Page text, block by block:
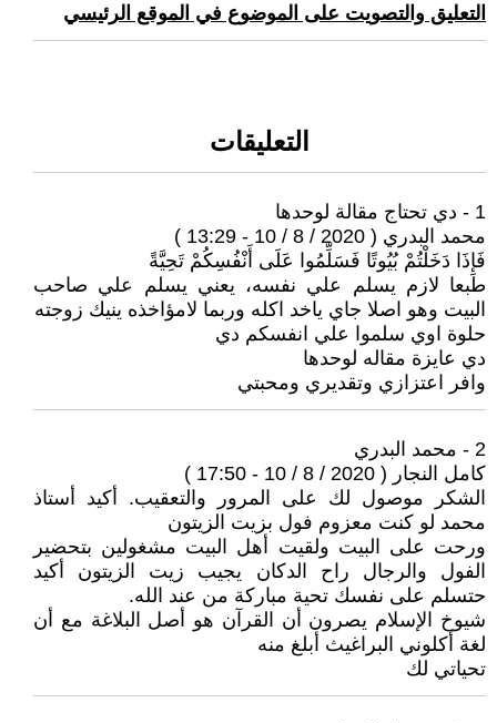
التعليق والتصويت على الموضوع في الموقع الرئيسي
التعليقات
1 - دي تحتاج مقالة لوحدها
محمد البدري ( 2020 / 8 / 10 - 13:29 )
فَإِذَا دَخَلْتُمْ بُيُوتًا فَسَلِّمُوا عَلَى أَنْفُسِكُمْ تَحِيَّةً
طبعا لازم يسلم علي نفسه، يعني يسلم علي صاحب
البيت وهو اصلا جاي ياخد اكله وربما لامؤاخذه ينيك زوجته
حلوة اوي سلموا علي انفسكم دي
دي عايزة مقاله لوحدها
وافر اعتزازي وتقديري ومحبتي
2 - محمد البدري
كامل النجار ( 2020 / 8 / 10 - 17:50 )
الشكر موصول لك على المرور والتعقيب. أكيد أستاذ
محمد لو كنت معزوم فول بزيت الزيتون
ورحت على البيت ولقيت أهل البيت مشغولين بتحضير
الفول والرجال راح الدكان يجيب زيت الزيتون أكيد
حتسلم على نفسك تحية مباركة من عند الله.
شيوخ الإسلام يصرون أن القرآن هو أصل البلاغة مع أن
لغة أكلوني البراغيث أبلغ منه
تحياتي لك